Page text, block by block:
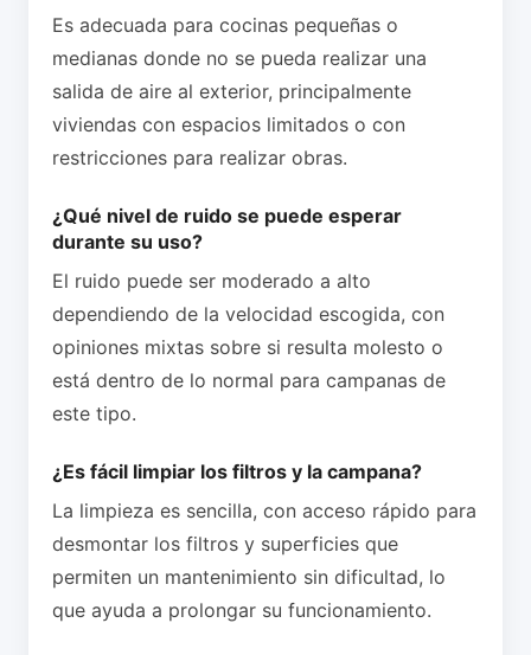
Es adecuada para cocinas pequeñas o
medianas donde no se pueda realizar una
salida de aire al exterior, principalmente
viviendas con espacios limitados o con
restricciones para realizar obras.
¿Qué nivel de ruido se puede esperar
durante su uso?
El ruido puede ser moderado a alto
dependiendo de la velocidad escogida, con
opiniones mixtas sobre si resulta molesto o
está dentro de lo normal para campanas de
este tipo.
¿Es fácil limpiar los filtros y la campana?
La limpieza es sencilla, con acceso rápido para
desmontar los filtros y superficies que
permiten un mantenimiento sin dificultad, lo
que ayuda a prolongar su funcionamiento.